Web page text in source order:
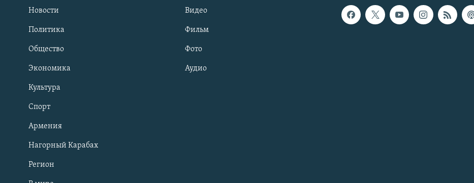
Новости
Политика
Общество
Экономика
Культура
Спорт
Армения
Нагорный Карабах
Регион
Видео
Фильм
Фото
Аудио